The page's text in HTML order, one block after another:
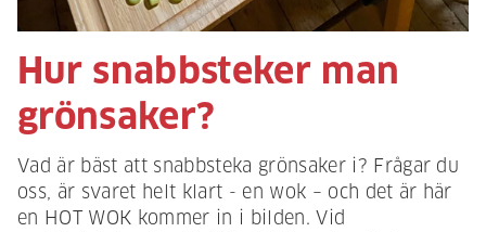
Hur snabbsteker man
grönsaker?
Vad är bäst att snabbsteka grönsaker i? Frågar du
oss, är svaret helt klart - en wok – och det är här
en HOT WOK kommer in i bilden. Vid